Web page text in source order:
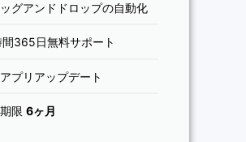
ッグアンドドロップの自動化
365日無料サポート
プリアップデート
限6ヶ月